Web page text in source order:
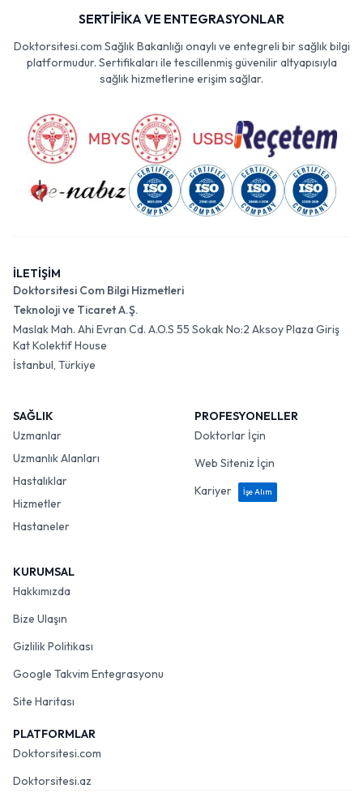
SERTİFİKA VE ENTEGRASYONLAR
Doktorsitesi.com Sağlık Bakanlığı onaylı ve entegreli bir sağlık bilgi
platformudur. Sertifikaları ile tescillenmiş güvenilir altyapısıyla
sağlık hizmetlerine erişim sağlar.
İLETİŞİM
Doktorsitesi Com Bilgi Hizmetleri
Teknoloji ve Ticaret A.Ş.
Maslak Mah. Ahi Evran Cd. A.O.S 55 Sokak No:2 Aksoy Plaza Giriş
Kat Kolektif House
İstanbul, Türkiye
SAĞLIK
Uzmanlar
Uzmanlık Alanları
Hastalıklar
Hizmetler
Hastaneler
PROFESYONELLER
Doktorlar İçin
Web Siteniz İçin
Kariyer
İşe Alım
KURUMSAL
Hakkımızda
Bize Ulaşın
Gizlilik Politikası
Google Takvim Entegrasyonu
Site Haritası
PLATFORMLAR
Doktorsitesi.com
Doktorsitesi.az